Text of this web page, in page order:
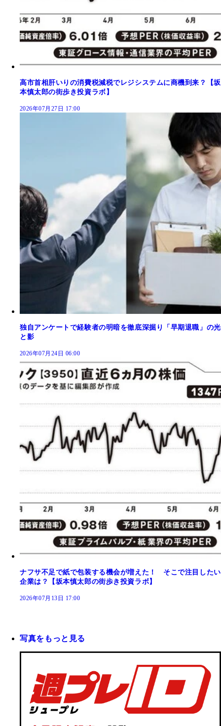
高市首相肝いりの消費税減税でレジシステムに商機到来？【坂
本慎太郎の街歩き投資ラボ】
2026年07月27日 17:00
独自アンケートで経験者の明暗を徹底深掘り「早期退職」の光
と影
2026年07月24日 06:00
ナフサ不足で紙で包装する機会が増えた！ そこで注目したい
企業は？【坂本慎太郎の街歩き投資ラボ】
2026年07月13日 17:00
写真をもっと見る